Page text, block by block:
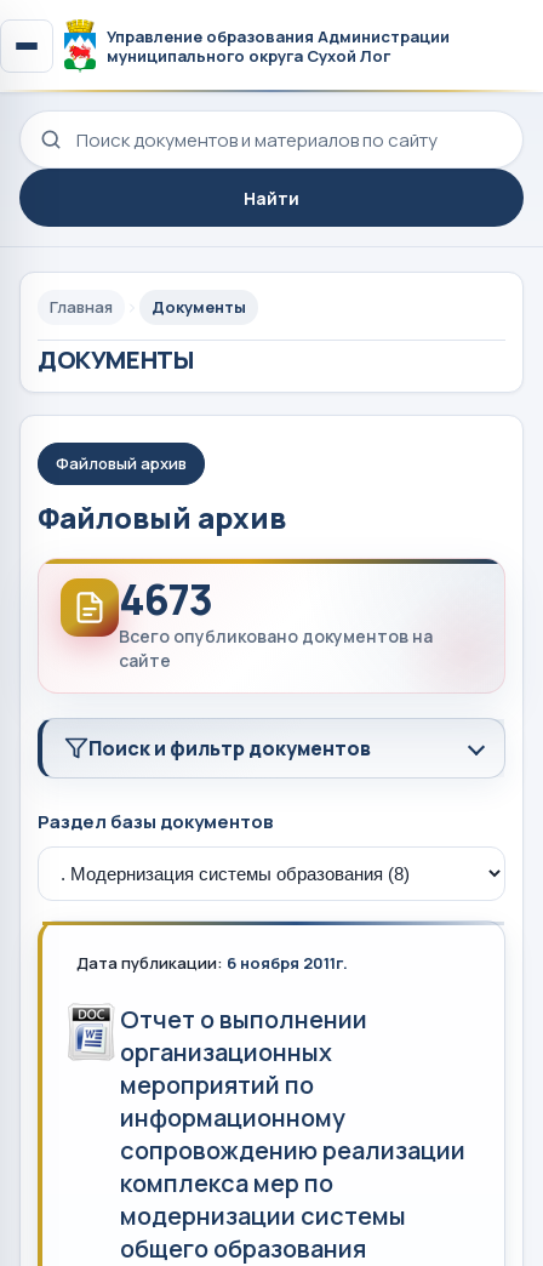
Управление образования Администрации
муниципального округа Сухой Лог
Поиск по сайту
Найти
Главная Документы
ДОКУМЕНТЫ
Файловый архив
Файловый архив
4673
Всего опубликовано документов на
сайте
Поиск и фильтр документов
Раздел базы документов
Дата публикации: 6 ноября 2011г.
Отчет о выполнении
организационных
мероприятий по
информационному
сопровождению реализации
комплекса мер по
модернизации системы
общего образования